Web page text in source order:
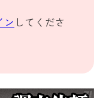
ン してくださ